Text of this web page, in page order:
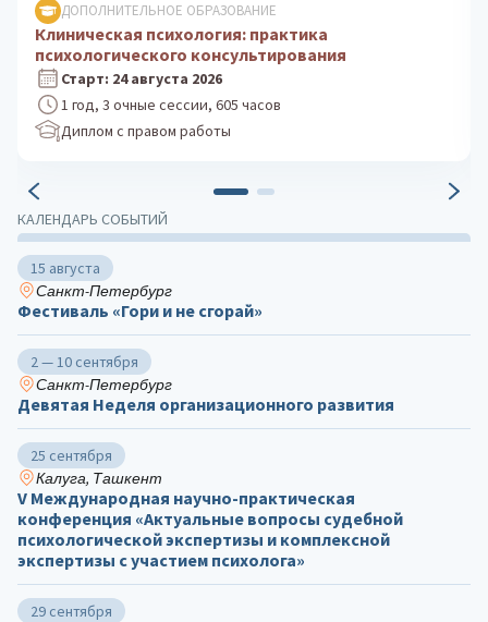
КАЛЕНДАРЬ СОБЫТИЙ
15 августа
Санкт-Петербург
Фестиваль «Гори и не сгорай»
2 — 10 сентября
Санкт-Петербург
Девятая Неделя организационного развития
25 сентября
Калуга, Ташкент
V Международная научно-практическая
конференция «Актуальные вопросы судебной
психологической экспертизы и комплексной
экспертизы с участием психолога»
29 сентября
ДОПОЛНИТЕЛЬНОЕ ОБРАЗОВАНИЕ
Клиническая психология: практика
психологического консультирования
Старт: 24 августа 2026
1 год, 3 очные сессии, 605 часов
Диплом с правом работы